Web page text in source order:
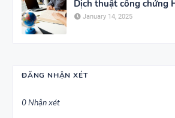
Dịch thuật công chứng
January 14, 2025
ĐĂNG NHẬN XÉT
0 Nhận xét